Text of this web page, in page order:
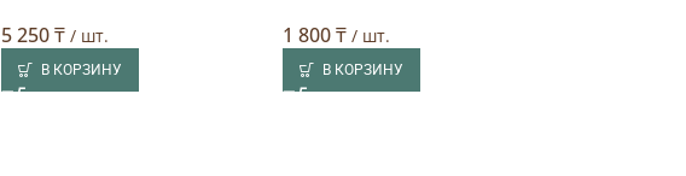
5 250₸ / шт.
В КОРЗИНУ
1 800₸/ шт.
В КОРЗИНУ